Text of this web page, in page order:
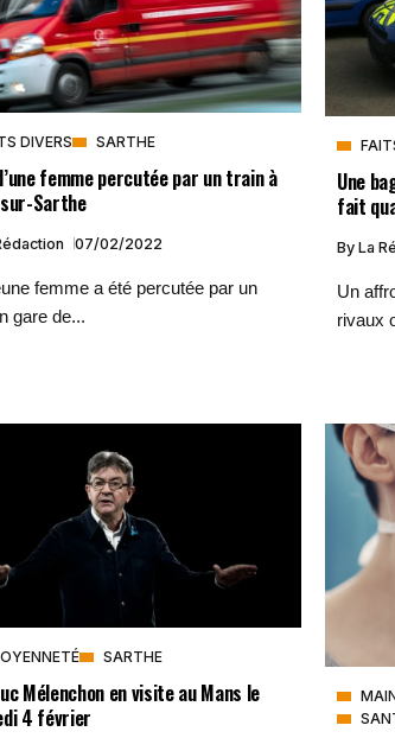
DIVERS SARTHE
femme percutée par un train à
Sarthe
07/02/2022
femme a été percutée par un
gare de...
Une
fait
By La
Un
rivaux
SARTHE
Mélenchon en visite au Mans le
4 février